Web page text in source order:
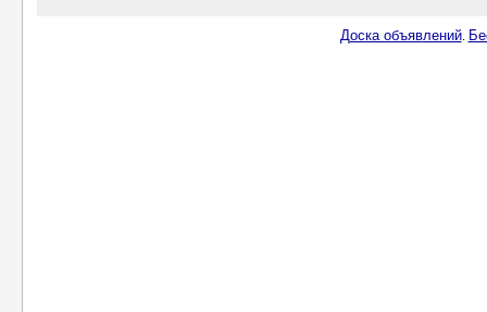
Доска объявлений.